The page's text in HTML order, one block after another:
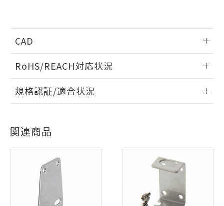
CAD
ログイン/会員登録いただくと、CADデータをダウンロー
ドすることができます。
ダウンロードデータをご利用いただく前に、以下を必ずお読
みください。
ソフトウェアの使用条件
RoHS/REACH対応状況
EU RoHS 注意事項・凡例
対応状況 ※1
対応済み
中国 RoHS 注意事項・凡例
規格認証/適合状況
Yes
LR型式承認
（イギリス
船舶規格）
BV型式承認
（フランス
船舶規格）
関連商品